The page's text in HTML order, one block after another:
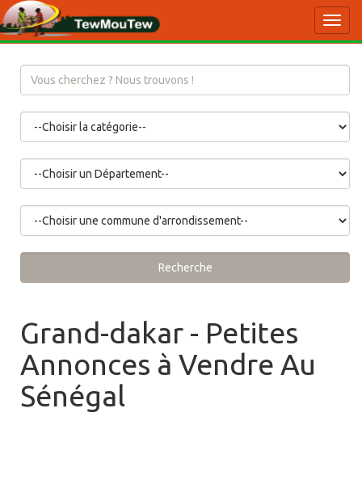
Recherche
Grand-dakar - Petites
Annonces à Vendre Au
Sénégal